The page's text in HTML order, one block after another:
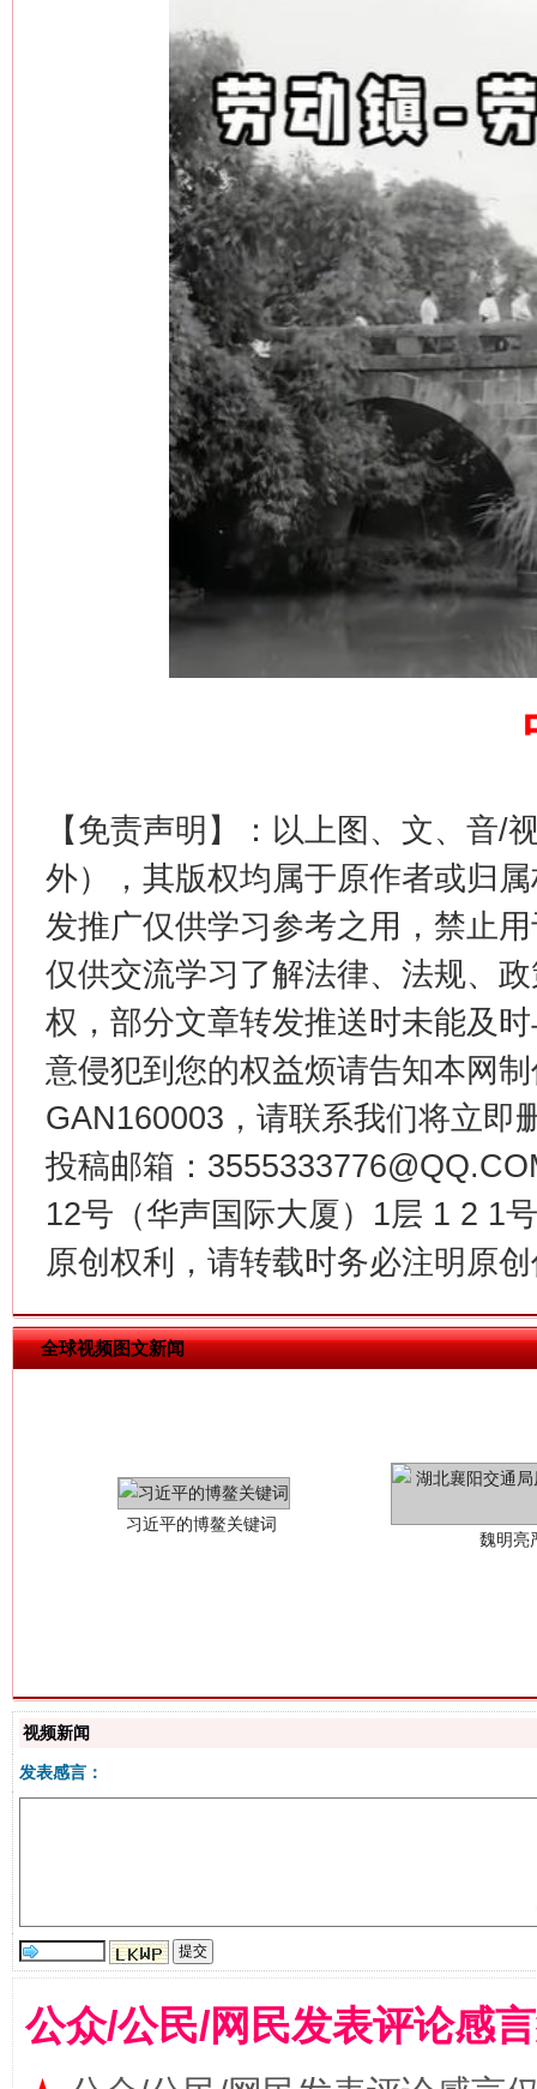
【免责声明】：以上图、文、音/
外），其版权均属于原作者或归
发推广仅供学习参考之用，禁止
仅供交流学习了解法律、法规、
权，部分文章转发推送时未能及
意侵犯到您的权益烦请告知本网
GAN160003，请联系我们将立即
投稿邮箱：
12号（华声国际大厦）1层 1 2 1
原创权利，请转载时务必注明原
全球视频图文新闻
网上购药对药下症？
谢
在谋一域中谋全局
今
习近平的博鳌关键词
“刷贴”乱象丛生
揭批美国五大"原罪" "炒
视频新闻
发表感言：
公众/公民/网民发表评论感